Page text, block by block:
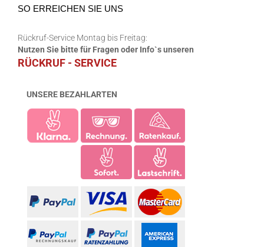
SO ERREICHEN SIE UNS
Rückruf-Service Montag bis Freitag:
Nutzen Sie bitte für Fragen oder Info`s unseren
RÜCKRUF - SERVICE
UNSERE BEZAHLARTEN